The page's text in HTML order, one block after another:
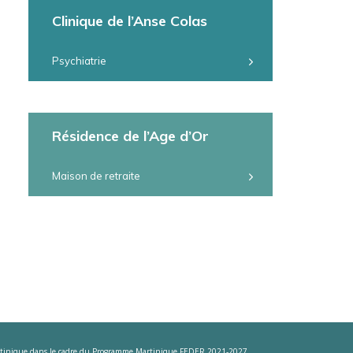
Clinique de l’Anse Colas
Psychiatrie
Résidence de l’Age d’Or
Maison de retraite